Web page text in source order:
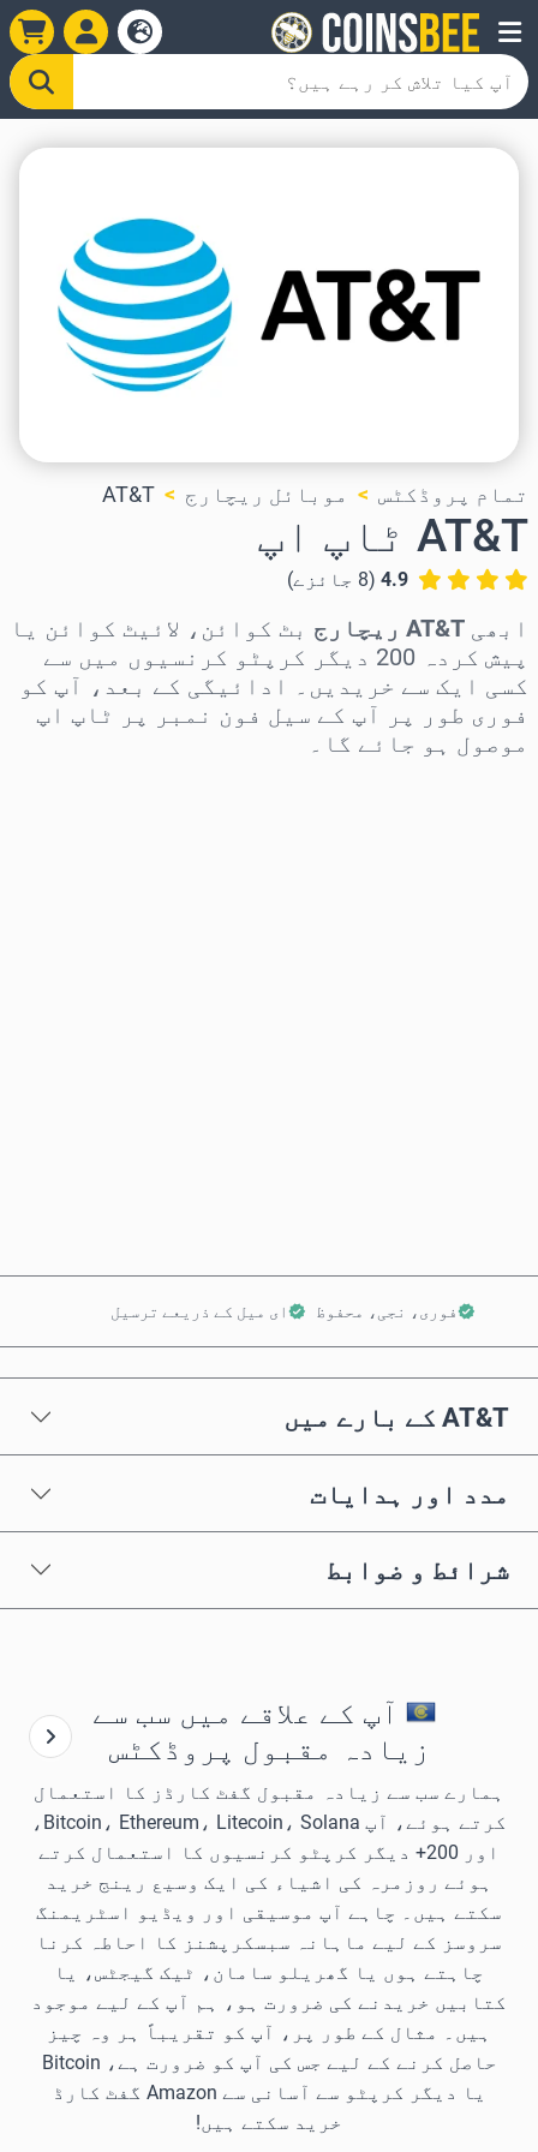
تمام پروڈکٹس موبائل ریچارج AT&T
AT&T ٹاپ اپ
4.9
(
8 جائزے)
ابھی AT&T ریچارج
بٹ کوائن، لائیٹ کوائن یا
پیش کردہ 200 دیگر کرپٹو کرنسیوں میں سے
کسی ایک سے خریدیں۔ ادائیگی کے بعد، آپ کو
فوری طور پر آپ کے سیل فون نمبر پر ٹاپ اپ
موصول ہو جائے گا۔
فوری، نجی، محفوظ ای میل کے ذریعے ترسیل
AT&T کے بارے میں
مدد اور ہدایات
شرائط و ضوابط
آپ کے علاقے میں سب سے
زیادہ مقبول پروڈکٹس
ہمارے سب سے زیادہ مقبول گفٹ کارڈز کا استعمال
کرتے ہوئے، آپ Bitcoin، Ethereum، Litecoin، Solana،
اور 200+ دیگر کرپٹو کرنسیوں کا استعمال کرتے
ہوئے روزمرہ کی اشیاء کی ایک وسیع رینج خرید
سکتے ہیں۔ چاہے آپ موسیقی اور ویڈیو اسٹریمنگ
سروسز کے لیے ماہانہ سبسکرپشنز کا احاطہ کرنا
چاہتے ہوں یا گھریلو سامان، ٹیک گیجٹس، یا
کتابیں خریدنے کی ضرورت ہو، ہم آپ کے لیے موجود
ہیں۔ مثال کے طور پر، آپ کو تقریباً ہر وہ چیز
حاصل کرنے کے لیے جس کی آپ کو ضرورت ہے، Bitcoin
یا دیگر کرپٹو سے آسانی سے Amazon گفٹ کارڈ
خرید سکتے ہیں!